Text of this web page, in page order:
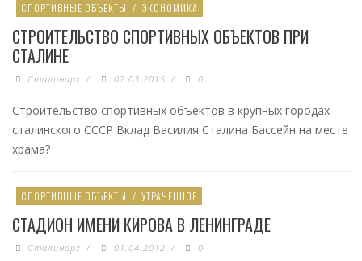
СПОРТИВНЫЕ ОБЪЕКТЫ / ЭКОНОМИКА
СТРОИТЕЛЬСТВО СПОРТИВНЫХ ОБЪЕКТОВ ПРИ
СТАЛИНЕ
Сталинарх / 07.03.2015 / 0
Строительство спортивных объектов в крупных городах
сталинского СССР Вклад Василия Сталина Бассейн на месте
храма?
СПОРТИВНЫЕ ОБЪЕКТЫ / УТРАЧЕННОЕ
СТАДИОН ИМЕНИ КИРОВА В ЛЕНИНГРАДЕ
Сталинарх / 01.04.2012 / 0